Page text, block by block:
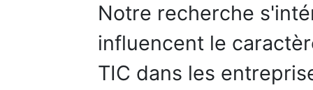
Notre recherche
influencent le
TIC dans les